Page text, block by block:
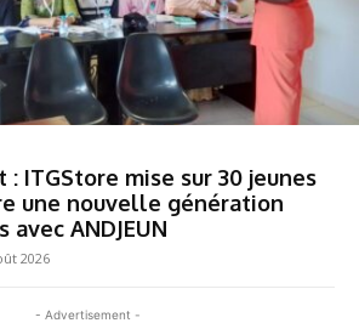
ITGStore mise sur 30 jeunes
une nouvelle génération
avec ANDJEUN
2026
- Advertisement -